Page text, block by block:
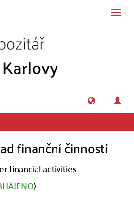
finanční činností
financial activities
)